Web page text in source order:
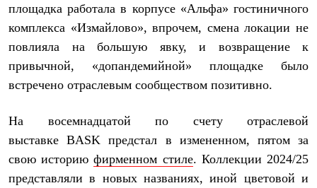
Брюки
Куртки
Брюки
Термобелье
Теплое термобелье
Легкое термобелье
Лёгкая одежда
Футболки
Брюки
площадка работала в корпусе «Альфа» гостиничного
комплекса «Измайлово», впрочем, смена локации не
повлияла на большую явку, и возвращение к
привычной, «допандемийной» площадке было
встречено отраслевым сообществом позитивно.
На восемнадцатой по счету отраслевой
выставке BASK предстал в измененном, пятом за
свою историю фирменном стиле. Коллекции 2024/25
представляли в новых названиях, иной цветовой и